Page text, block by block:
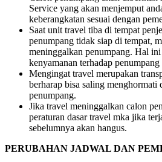
Service yang akan menjemput
keberangkatan sesuai dengan
Saat unit travel tiba di tempat
penumpang tidak siap di tempat,
meninggalkan penumpang. Hal
kenyamanan terhadap
Mengingat travel merupakan
berharap bisa saling menghormati
penumpang.
Jika travel meninggalkan calon
peraturan dasar travel mka jika
sebelumnya akan hangus.
PERUBAHAN JADWAL DAN